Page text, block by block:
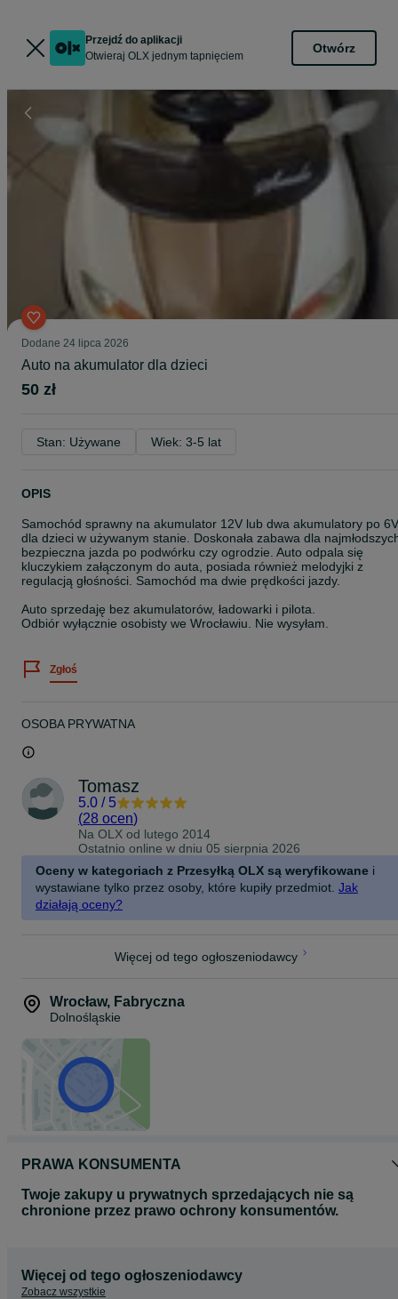
Przejdź do aplikacji
Otwieraj OLX jednym tapnięciem
Otwórz
Dodane 24 lipca 2026
Auto na akumulator dla dzieci
50 zł
Stan: Używane Wiek: 3-5 lat
OPIS
Samochód sprawny na akumulator 12V lub dwa akumulatory po 6V
dla dzieci w używanym stanie. Doskonała zabawa dla
bezpieczna jazda po podwórku czy ogrodzie. Auto odpala się
kluczykiem załączonym do auta, posiada również melodyjki z
regulacją głośności. Samochód ma dwie prędkości jazdy.
Auto sprzedaję bez akumulatorów, ładowarki i pilota.
Odbiór wyłącznie osobisty we Wrocławiu. Nie wysyłam.
Zgłoś
OSOBA PRYWATNA
Tomasz
5.0 / 5
(28 ocen)
Na OLX od lutego 2014
Ostatnio online w dniu 05 sierpnia 2026
Oceny w kategoriach z Przesyłką OLX są weryfikowane i
wystawiane tylko przez osoby, które kupiły przedmiot. Jak
działają oceny?
Więcej od tego ogłoszeniodawcy
Wrocław, Fabryczna
Dolnośląskie
PRAWA KONSUMENTA
Twoje zakupy u prywatnych sprzedających nie są
chronione przez prawo ochrony konsumentów.
Więcej od tego ogłoszeniodawcy
Zobacz wszystkie